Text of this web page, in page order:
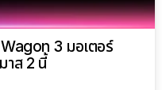
3 มอเตอร์
าส 2 นี้